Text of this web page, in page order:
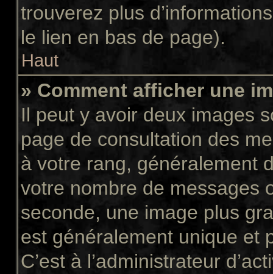
trouverez plus
le lien en bas de page).
Haut
» Comment afficher une
Il peut y avoir deux images
page de consultation des
à votre rang, généralement
votre nombre de messages
seconde, une image plus
est généralement unique et
C’est à l’administrateur